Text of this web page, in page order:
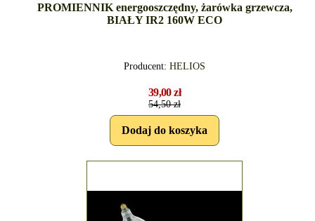
PROMIENNIK energooszczędny, żarówka grzewcza,
BIAŁY IR2 160W ECO
Producent: HELIOS
39,00 zł
54,50 zł